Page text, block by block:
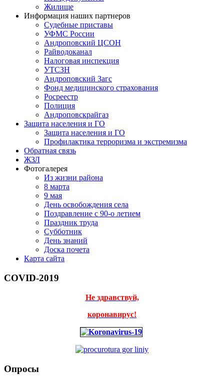
Жилище
Информация наших партнеров
Судебные приставы
УФМС России
Андроповский ЦСОН
Райводоканал
Налоговая инспекция
УТСЗН
Андроповский Загс
Фонд медицинского страхования
Росреестр
Полиция
Андроповскрайгаз
Защита населения и ГО
Защита населения и ГО
Профилактика терроризма и экстремизма
Обратная связь
ЖЗЛ
Фотогалерея
Из жизни района
8 марта
9 мая
День освобождения села
Поздравление с 90-о летием
Праздник труда
Субботник
День знаний
Доска почета
Карта сайта
COVID-2019
Не здравствуй,
коронавирус!
Опросы